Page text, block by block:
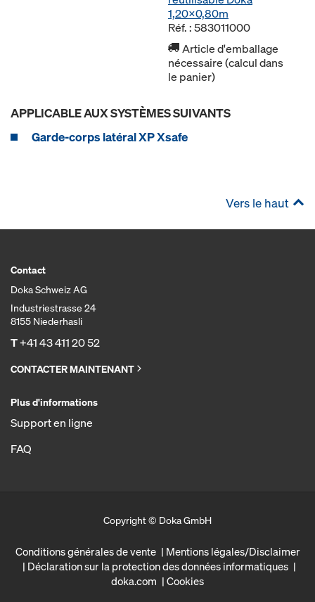
1,20x0,80m
Réf. : 583011000
Article d'emballage
nécessaire (calcul dans
le panier)
APPLICABLE AUX SYSTÈMES SUIVANTS
Garde-corps latéral XP Xsafe
Vers le haut
Contact
Doka Schweiz AG
Industriestrasse 24
8155 Niederhasli
T+41 43 411 20 52
CONTACTER MAINTENANT
Plus d'informations
Support en ligne
FAQ
Copyright © Doka GmbH
Conditions générales de vente
Mentions légales/Disclaimer
Déclaration sur la protection des données informatiques
doka.com
Cookies